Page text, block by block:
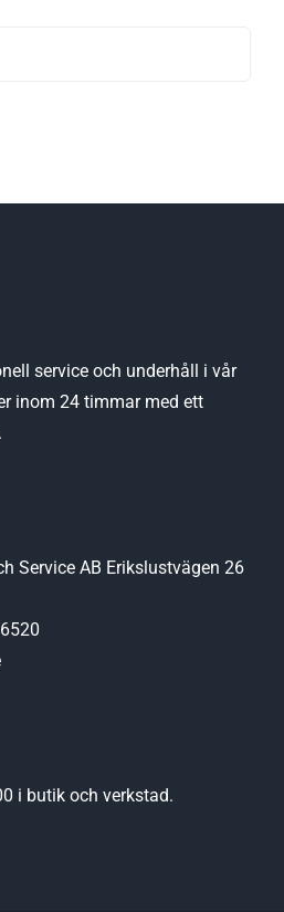
service och underhåll i vår
inom 24 timmar med ett
Service AB Erikslustvägen 26
i butik och verkstad.